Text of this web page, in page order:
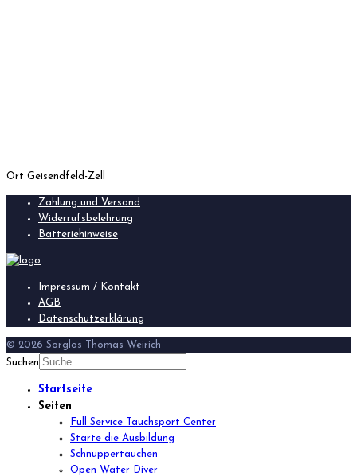
Ort Geisendfeld-Zell
Zahlung und Versand
Widerrufsbelehrung
Batteriehinweise
Impressum / Kontakt
AGB
Datenschutzerklärung
© 2026 Sorglos Thomas Weirich
Suchen
Startseite
Seiten
Full Service Tauchsport Center
Starte die Ausbildung
Schnuppertauchen
Open Water Diver